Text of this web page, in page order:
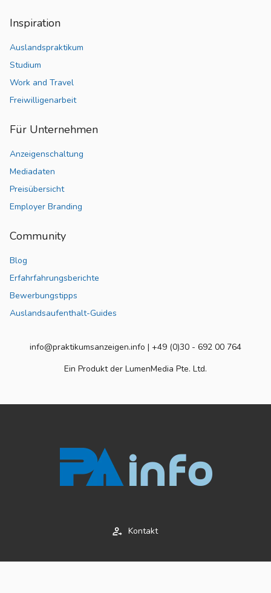
Inspiration
Auslandspraktikum
Studium
Work and Travel
Freiwilligenarbeit
Für Unternehmen
Anzeigenschaltung
Mediadaten
Preisübersicht
Employer Branding
Community
Blog
Erfahrfahrungsberichte
Bewerbungstipps
Auslandsaufenthalt-Guides
info@praktikumsanzeigen.info | +49 (0)30 - 692 00 764
Ein Produkt der LumenMedia Pte. Ltd.
Kontakt